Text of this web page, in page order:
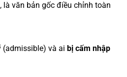
là văn bản gốc điều chỉnh toàn
và ai bị cấm nhập